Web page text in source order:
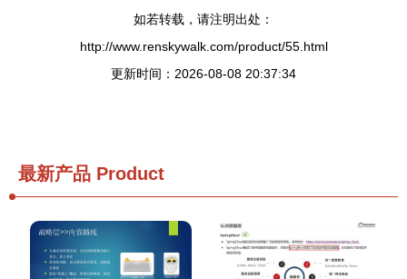
如若转载，请注明出处：
http://www.renskywalk.com/product/55.html
更新时间：2026-08-08 20:37:34
最新产品 Product